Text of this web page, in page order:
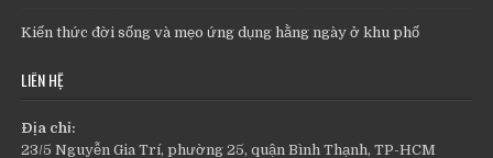
Kiến thức đời sống và mẹo ứng dụng hằng ngày ở khu phố
LIÊN HỆ
Địa chỉ:
23/5 Nguyễn Gia Trí, phường 25, quận Bình Thạnh, TP-HCM